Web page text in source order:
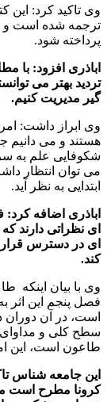
وی تاکید کرد:
ترجمه شده است و
پرداخته شود.
اباذری افزود: با
تردید بهتر می
گیر مدیریت کنیم.
وی ابراز داشت:
هستند و می دانیم
شکوفایی علم به
ابتدایی به نظر آید.
اباذری اضافه
ای نظراتی دارند که
ای در دسترس قرار
کند.
وی با بیان اینکه
فصل پنجم این اثر
است، در آن دوران
سطح کلی و مداوای
طاعون است، این
این جامعه شناس
کرونا مطرح است